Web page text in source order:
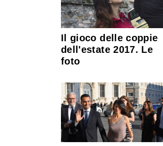
Il gioco delle coppie
dell'estate 2017. Le
foto